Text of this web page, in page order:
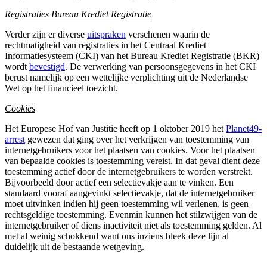
Registraties Bureau Krediet Registratie
Verder zijn er diverse uitspraken verschenen waarin de
rechtmatigheid van registraties in het Centraal Krediet
Informatiesysteem (CKI) van het Bureau Krediet Registratie (BKR)
wordt bevestigd. De verwerking van persoonsgegevens in het CKI
berust namelijk op een wettelijke verplichting uit de Nederlandse
Wet op het financieel toezicht.
Cookies
Het Europese Hof van Justitie heeft op 1 oktober 2019 het Planet49-
arrest gewezen dat ging over het verkrijgen van toestemming van
internetgebruikers voor het plaatsen van cookies. Voor het plaatsen
van bepaalde cookies is toestemming vereist. In dat geval dient deze
toestemming actief door de internetgebruikers te worden verstrekt.
Bijvoorbeeld door actief een selectievakje aan te vinken. Een
standaard vooraf aangevinkt selectievakje, dat de internetgebruiker
moet uitvinken indien hij geen toestemming wil verlenen, is geen
rechtsgeldige toestemming. Evenmin kunnen het stilzwijgen van de
internetgebruiker of diens inactiviteit niet als toestemming gelden. Al
met al weinig schokkend want ons inziens bleek deze lijn al
duidelijk uit de bestaande wetgeving.